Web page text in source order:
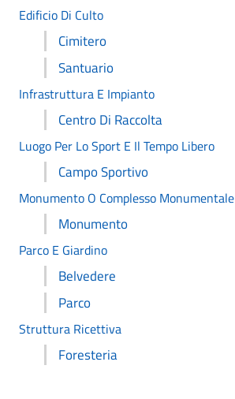
Edificio Di Culto
Cimitero
Santuario
Infrastruttura E Impianto
Centro Di Raccolta
Luogo Per Lo Sport E Il Tempo Libero
Campo Sportivo
Monumento O Complesso Monumentale
Monumento
Parco E Giardino
Belvedere
Parco
Struttura Ricettiva
Foresteria